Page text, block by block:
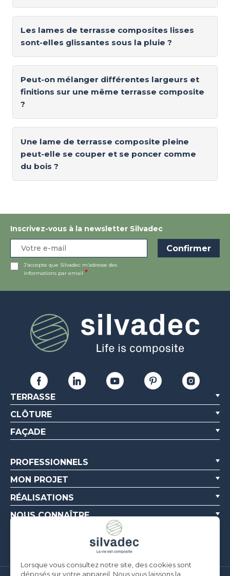
Les lames de terrasse composites lisses
sont-elles glissantes sous la pluie ?
Peut-on mélanger différentes largeurs et
finitions sur une même terrasse composite
?
Une lame de terrasse composite pleine
peut-elle se couper et se poncer comme
du bois ?
Inscrivez-vous à la newsletter Silvadec
J’accepte que Silvadec m’adresse des
informations par email
TERRASSE
CLÔTURE
FAÇADE
PROFESSIONNELS
MON PROJET
RÉALISATIONS
NOUS CONNAÎTRE
Lorsque vous consultez notre site, des cookies sont
déposés sur votre appareil. Nous vous laissons la